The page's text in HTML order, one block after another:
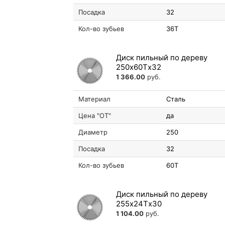
Посадка 32
Кол-во зубьев 36T
Диск пильный по дереву
250х60Tх32
1 366.00 руб.
Материал Сталь
Цена "ОТ" да
Диаметр 250
Посадка 32
Кол-во зубьев 60T
Диск пильный по дереву
255х24Tх30
1 104.00 руб.